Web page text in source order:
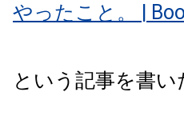
やったこと。 |
という記事を書い